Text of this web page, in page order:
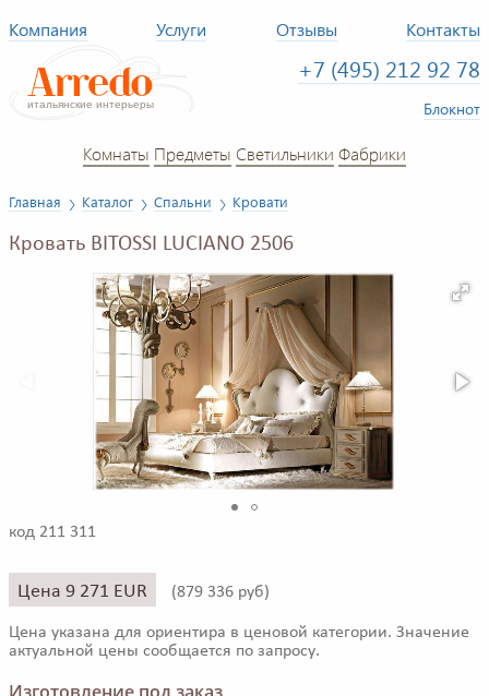
Компания Услуги Отзывы Контакты
+7 (495) 212 92 78
Блокнот
Комнаты Предметы Светильники Фабрики
Главная Каталог Спальни Кровати
Кровать BITOSSI LUCIANO 2506
код 211 311
Цена 9 271 EUR (879 336 руб)
Цена указана для ориентира в ценовой категории. Значение
актуальной цены сообщается по запросу.